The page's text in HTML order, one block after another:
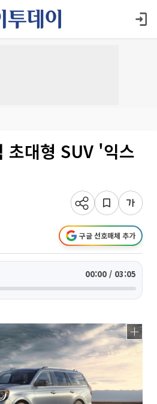
초대형 SUV '익스
구글 선호매체 추가
00:00 / 03:05